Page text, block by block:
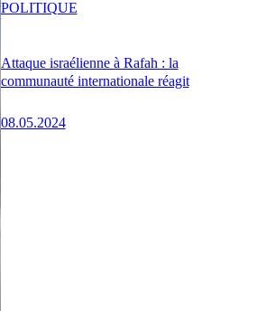
Attaque israélienne à Rafah : la
communauté internationale réagit
08.05.2024
POLITIQUE